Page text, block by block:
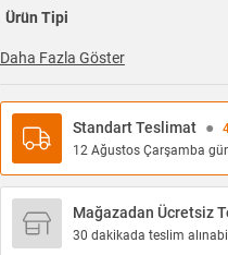
Ürün Tipi
Daha Fazla Göster
Standart Teslimat ●
12 Ağustos Çarşamba
Mağazadan Ücretsiz
30 dakikada teslim